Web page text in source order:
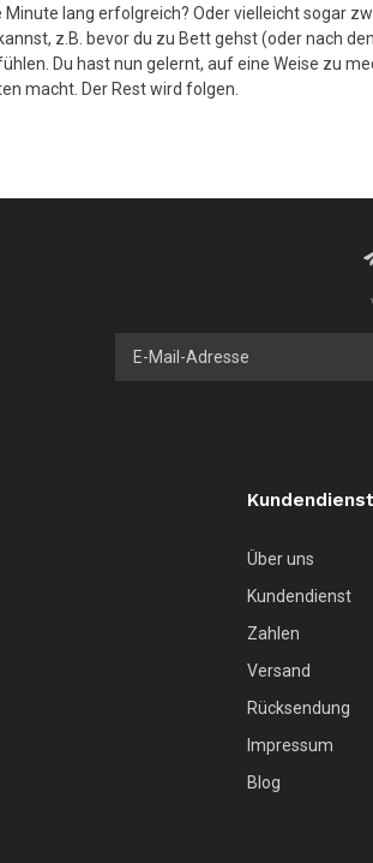
Minute lang erfolgreich? Oder vielleicht sogar
z.B. bevor du zu Bett gehst (oder nach
Du hast nun gelernt, auf eine Weise zu
macht. Der Rest wird folgen.
Kundendienst
Über uns
Kundendienst
Zahlen
Versand
Rücksendung
Impressum
Blog